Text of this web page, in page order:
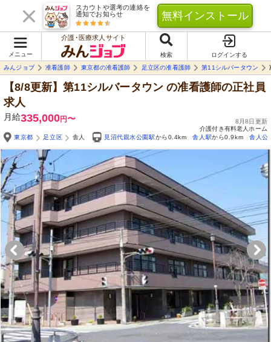
スカウトや選考の連絡を
通知でお知らせ
無料インストール
メニュー
介護･医療求人サイト
検索
ログインする
みんジョブ
准看護師 東京都の准看護師 足立区の准看護師 第11シルバータウン
【8/8更新】第11シルバータウン の准看護師の正社員
求人
月給335,000円〜
8月8日更新
介護付き有料老人ホーム
東京都
足立区 舎人 見沼代親水公園駅から0.4km 舎人駅から0.9km 舎人公